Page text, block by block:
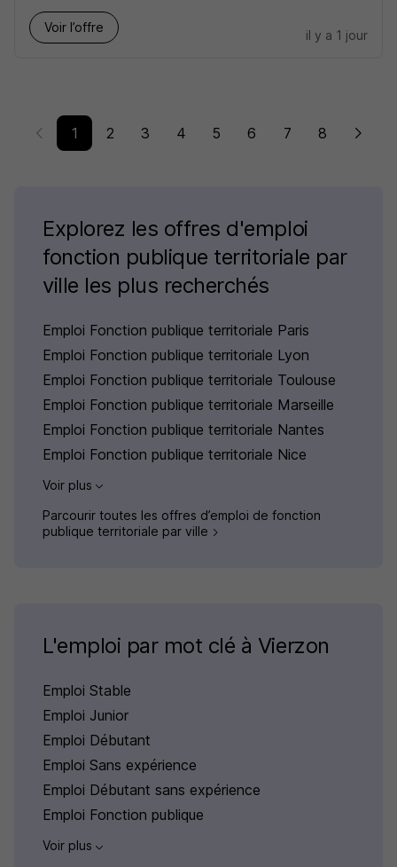
Voir l’offre
il y a 1 jour
1 2 3 4 5 6 7 8
Explorez les offres d'emploi
fonction publique territoriale par
ville les plus recherchés
Emploi Fonction publique territoriale Paris
Emploi Fonction publique territoriale Lyon
Emploi Fonction publique territoriale Toulouse
Emploi Fonction publique territoriale Marseille
Emploi Fonction publique territoriale Nantes
Emploi Fonction publique territoriale Nice
Voir plus
Parcourir toutes les offres d’emploi de fonction
publique territoriale par ville
L'emploi par mot clé à Vierzon
Emploi Stable
Emploi Junior
Emploi Débutant
Emploi Sans expérience
Emploi Débutant sans expérience
Emploi Fonction publique
Voir plus